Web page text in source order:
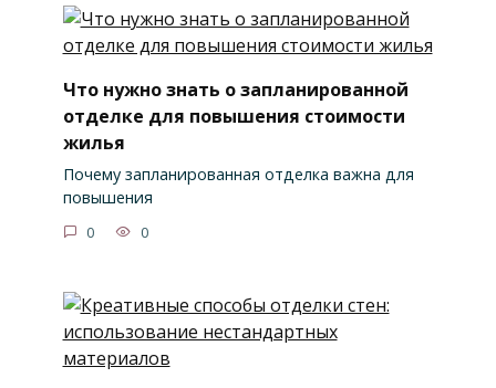
Что нужно знать о запланированной
отделке для повышения стоимости
жилья
Почему запланированная отделка важна для
повышения
0 0